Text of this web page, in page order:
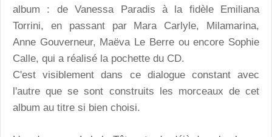
album : de Vanessa Paradis à la fidèle Emiliana
Torrini, en passant par Mara Carlyle, Milamarina,
Anne Gouverneur, Maëva Le Berre ou encore Sophie
Calle, qui a réalisé la pochette du CD.
C'est visiblement dans ce dialogue constant avec
l'autre que se sont construits les morceaux de cet
album au titre si bien choisi.